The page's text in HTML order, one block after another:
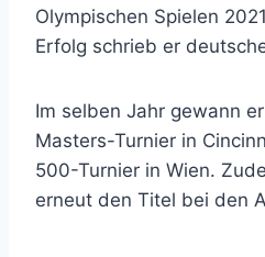
Olympischen Spielen
Erfolg schrieb er
Im selben Jahr gewann
Masters-Turnier in
500-Turnier in Wien.
erneut den Titel bei den